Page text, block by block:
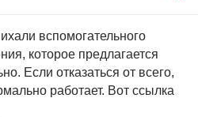
вспомогательного
которое предлагается
Если отказаться от всего,
работает. Вот ссылка